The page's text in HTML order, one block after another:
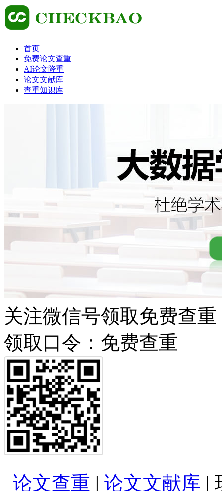
首页
免费论文查重
AI论文降重
论文文献库
查重知识库
关注微信号领取免费查重
领取口令：免费查重
论文查重 | 论文文献库 |